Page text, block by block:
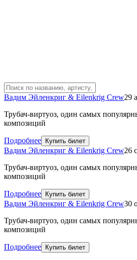
Вадим Эйленкриг & Eilenkrig Crew29
Трубач-виртуоз, один самых
композиций
Подробнее Купить билет
Вадим Эйленкриг & Eilenkrig Crew26
Трубач-виртуоз, один самых
композиций
Подробнее Купить билет
Вадим Эйленкриг & Eilenkrig Crew30
Трубач-виртуоз, один самых
композиций
Подробнее Купить билет